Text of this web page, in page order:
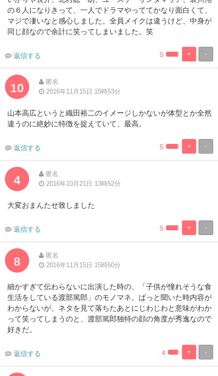
の６人になりきって、一人でドラマやっててかなり面白くて、
マジで凄いなと感心しました。全員メイクは違うけど、中身が
同じ顔なので余計に笑ってしまいました。笑
-
+
5
返信する
10
匿名
2016年11月15日 15時53分
山本高広というと織田裕二のイメージしかないが体型とか全然
違うのに絶妙に特徴を捉えていて、最高。
-
+
5
返信する
4
匿名
2016年10月21日 13時52分
大変おまんたせ致しました
-
+
5
返信する
8
匿名
2016年11月15日 15時50分
細かすぎて伝わらないに出演した時の、「子供が憧れそうな食
生活をしている渡部篤郎」のモノマネ。ぱっと聞いた時内容が
わからないが、ネタを見て落ちたあとにじわじわと意味がわか
って笑ってしまうのと、渡部篤郎独特の顔の角度が秀逸なので
好きだ。
-
+
4
返信する